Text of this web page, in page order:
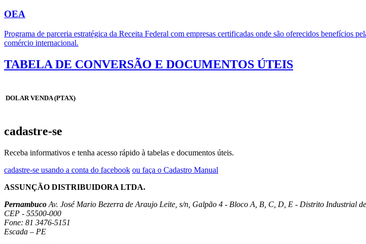
OEA
Programa de parceria estratégica da Receita Federal com empresas certificadas onde são oferecidos benefícios
comércio internacional.
TABELA DE CONVERSÃO E DOCUMENTOS ÚTEIS
DOLAR VENDA (PTAX)
cadastre-se
Receba informativos e tenha acesso rápido à tabelas e documentos úteis.
cadastre-se usando a conta do facebook ou faça o Cadastro Manual
ASSUNÇÃO DISTRIBUIDORA LTDA.
Pernambuco Av. José Mario Bezerra de Araujo Leite, s/n, Galpão 4 - Bloco A, B, C, D, E - Distrito Industrial
CEP - 55500-000
Fone: 81 3476-5151
Escada – PE